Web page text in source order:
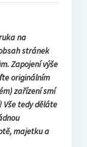
na
stránek
Zapojení výše
originálním
zařízení smí
Vše tedy děláte
majetku a